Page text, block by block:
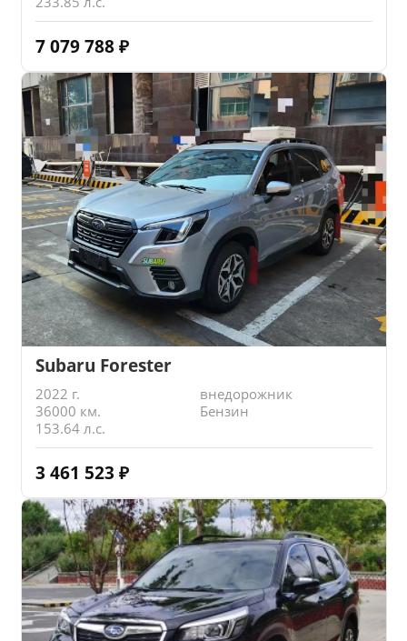
7 079 788 ₽
Subaru Forester
2022 г.
внедорожник
36000 км.
Бензин
153.64 л.с.
3 461 523 ₽